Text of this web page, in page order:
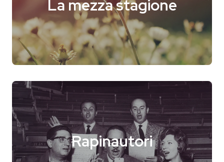
Blog
Storie
Collaborazioni
La mezza stagione
Rapinautori